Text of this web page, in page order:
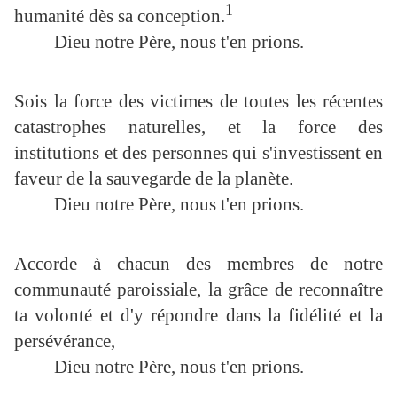
humanité dès sa conception.1
Dieu notre Père, nous t'en prions.
Sois la force des victimes de toutes les récentes
catastrophes naturelles, et la force des
institutions et des personnes qui s'investissent en
faveur de la sauvegarde de la planète.
Dieu notre Père, nous t'en prions.
Accorde à chacun des membres de notre
communauté paroissiale, la grâce de reconnaître
ta volonté et d'y répondre dans la fidélité et la
persévérance,
Dieu notre Père, nous t'en prions.